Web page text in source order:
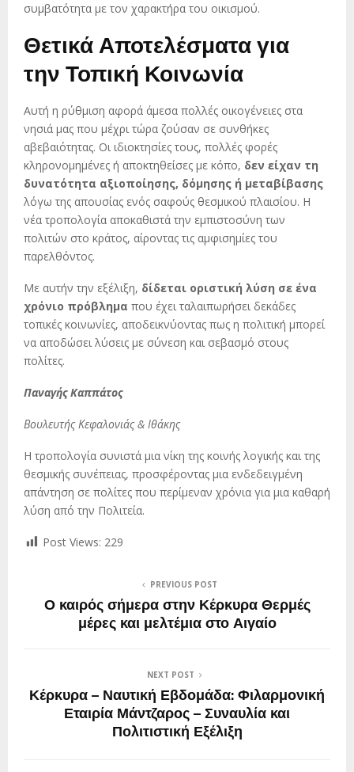
συμβατότητα με τον χαρακτήρα του οικισμού.
Θετικά Αποτελέσματα για
την Τοπική Κοινωνία
Αυτή η ρύθμιση αφορά άμεσα πολλές οικογένειες στα
νησιά μας που μέχρι τώρα ζούσαν σε συνθήκες
αβεβαιότητας. Οι ιδιοκτησίες τους, πολλές φορές
κληρονομημένες ή αποκτηθείσες με κόπο, δεν είχαν τη
δυνατότητα αξιοποίησης, δόμησης ή μεταβίβασης
λόγω της απουσίας ενός σαφούς θεσμικού πλαισίου. Η
νέα τροπολογία αποκαθιστά την εμπιστοσύνη των
πολιτών στο κράτος, αίροντας τις αμφισημίες του
παρελθόντος.
Με αυτήν την εξέλιξη, δίδεται οριστική λύση σε ένα
χρόνιο πρόβλημα που έχει ταλαιπωρήσει δεκάδες
τοπικές κοινωνίες, αποδεικνύοντας πως η πολιτική μπορεί
να αποδώσει λύσεις με σύνεση και σεβασμό στους
πολίτες.
Παναγής Καππάτος
Βουλευτής Κεφαλονιάς & Ιθάκης
Η τροπολογία συνιστά μια νίκη της κοινής λογικής και της
θεσμικής συνέπειας, προσφέροντας μια ενδεδειγμένη
απάντηση σε πολίτες που περίμεναν χρόνια για μια καθαρή
λύση από την Πολιτεία.
Post Views: 229
PREVIOUS POST
Ο καιρός σήμερα στην Κέρκυρα Θερμές
μέρες και μελτέμια στο Αιγαίο
NEXT POST
Κέρκυρα – Ναυτική Εβδομάδα: Φιλαρμονική
Εταιρία Μάντζαρος – Συναυλία και
Πολιτιστική Εξέλιξη